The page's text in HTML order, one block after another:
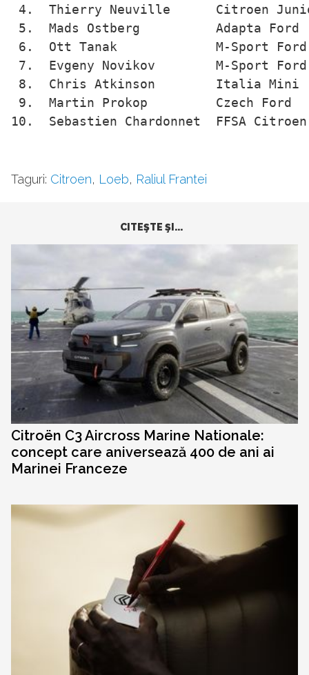
4.  Thierry Neuville      Citroen
5.  Mads Ostberg          Adapta Ford
6.  Ott Tanak             M-Sport Ford
7.  Evgeny Novikov        M-Sport
8.  Chris Atkinson        Italia Mini
9.  Martin Prokop         Czech Ford
10.  Sebastien Chardonnet  FFSA
Taguri: Citroen, Loeb, Raliul Frantei
CITEŞTE ŞI...
Citroën C3 Aircross Marine Nationale:
concept care aniversează 400 de ani ai
Marinei Franceze